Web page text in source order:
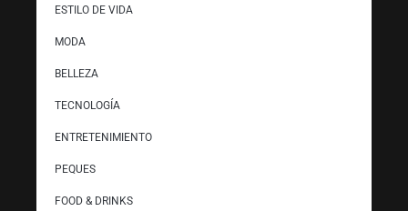
ESTILO DE VIDA
MODA
BELLEZA
TECNOLOGÍA
ENTRETENIMIENTO
PEQUES
FOOD & DRINKS